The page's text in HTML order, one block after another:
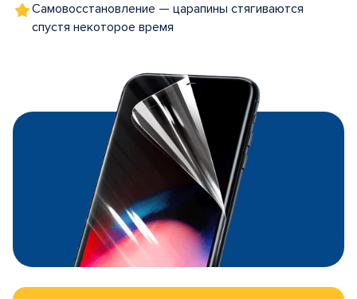
Самовосстановление — царапины стягиваются
спустя некоторое время